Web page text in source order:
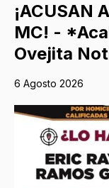
¡ACUSAN
MC! -
Ovejita
6 Agosto 2026